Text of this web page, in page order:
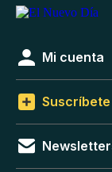
Mi cuenta
Suscríbete